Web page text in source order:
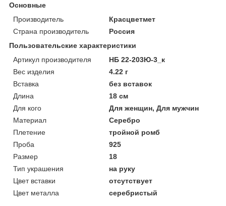
Основные
Производитель
Красцветмет
Страна производитель
Россия
Пользовательские характеристики
Артикул производителя
НБ 22-203Ю-3_к
Вес изделия
4.22 г
Вставка
без вставок
Длина
18 см
Для кого
Для женщин, Для мужчин
Материал
Серебро
Плетение
тройной ромб
Проба
925
Размер
18
Тип украшения
на руку
Цвет вставки
отсутствует
Цвет металла
серебристый